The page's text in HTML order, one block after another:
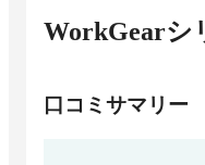
WorkGearシ
口コミサマリー